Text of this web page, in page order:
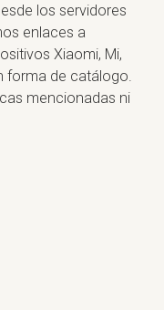
los servidores
enlaces a
Xiaomi, Mi,
forma de catálogo.
mencionadas ni